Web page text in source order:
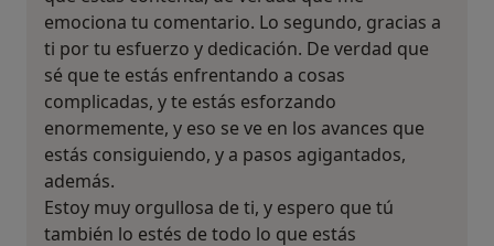
emociona tu comentario. Lo segundo, gracias a
ti por tu esfuerzo y dedicación. De verdad que
sé que te estás enfrentando a cosas
complicadas, y te estás esforzando
enormemente, y eso se ve en los avances que
estás consiguiendo, y a pasos agigantados,
además.
Estoy muy orgullosa de ti, y espero que tú
también lo estés de todo lo que estás